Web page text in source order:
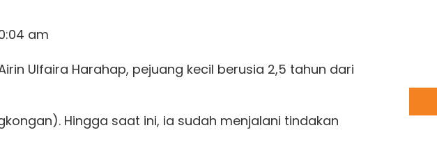
am
Ulfaira Harahap, pejuang kecil berusia 2,5 tahun dari
Hingga saat ini, ia sudah menjalani tindakan